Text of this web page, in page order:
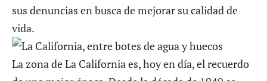
sus denuncias en busca de mejorar su calidad de
vida.
La zona de La California es, hoy en día, el recuerdo